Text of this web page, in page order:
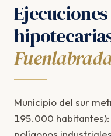
Ejecuciones
Municipio del sur
195.000